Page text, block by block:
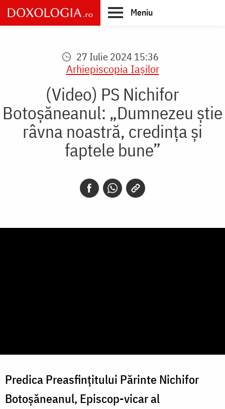
Skip
to
main
Meniu
27 Iulie 2024 15:36
Arhiepiscopia Iaşilor
(Video) PS Nichifor
Botoșăneanul: „Dumnezeu știe
râvna noastră, credința și
faptele bune”
Predica Preasfințitului Părinte Nichifor
Botoșăneanul, Episcop-vicar al